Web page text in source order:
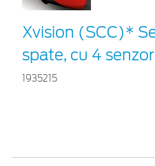
Xvision (SCC)*
spate, cu 4
1935215